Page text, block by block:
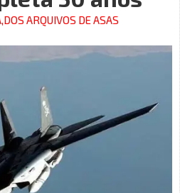
,DOS ARQUIVOS DE ASAS